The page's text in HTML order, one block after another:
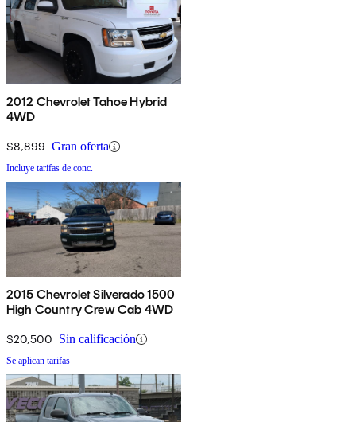
2012 Chevrolet Tahoe Hybrid
4WD
$8,899 Gran oferta
Incluye tarifas de conc.
2015 Chevrolet Silverado 1500
High Country Crew Cab 4WD
$20,500 Sin calificación
Se aplican tarifas